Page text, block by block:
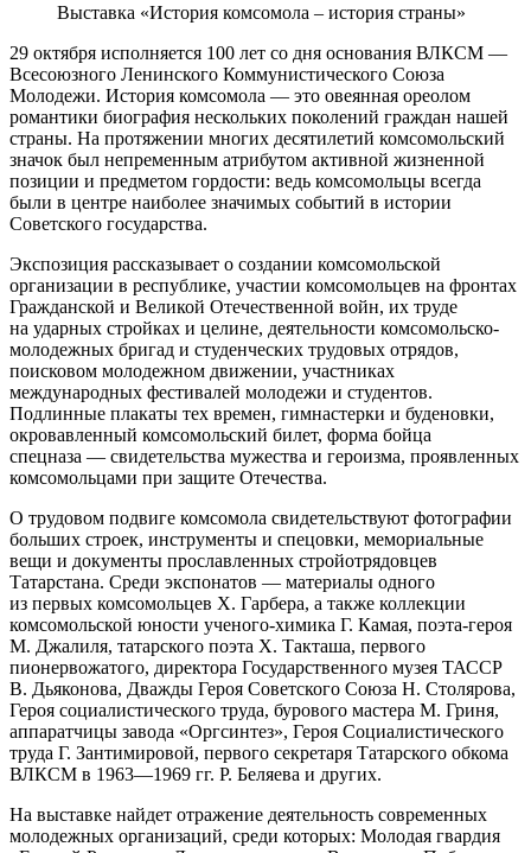
Выставка «История комсомола – история страны»
29 октября исполняется 100 лет со дня основания ВЛКСМ —
Всесоюзного Ленинского Коммунистического Союза
Молодежи. История комсомола — это овеянная ореолом
романтики биография нескольких поколений граждан нашей
страны. На протяжении многих десятилетий комсомольский
значок был непременным атрибутом активной жизненной
позиции и предметом гордости: ведь комсомольцы всегда
были в центре наиболее значимых событий в истории
Советского государства.
Экспозиция рассказывает о создании комсомольской
организации в республике, участии комсомольцев на фронтах
Гражданской и Великой Отечественной войн, их труде
на ударных стройках и целине, деятельности комсомольско-
молодежных бригад и студенческих трудовых отрядов,
поисковом молодежном движении, участниках
международных фестивалей молодежи и студентов.
Подлинные плакаты тех времен, гимнастерки и буденовки,
окровавленный комсомольский билет, форма бойца
спецназа — свидетельства мужества и героизма, проявленных
комсомольцами при защите Отечества.
О трудовом подвиге комсомола свидетельствуют фотографии
больших строек, инструменты и спецовки, мемориальные
вещи и документы прославленных стройотрядовцев
Татарстана. Среди экспонатов — материалы одного
из первых комсомольцев Х. Гарбера, а также коллекции
комсомольской юности ученого-химика Г. Камая, поэта-героя
М. Джалиля, татарского поэта Х. Такташа, первого
пионервожатого, директора Государственного музея ТАССР
В. Дьяконова, Дважды Героя Советского Союза Н. Столярова,
Героя социалистического труда, бурового мастера М. Гриня,
аппаратчицы завода «Оргсинтез», Героя Социалистического
труда Г. Зантимировой, первого секретаря Татарского обкома
ВЛКСМ в 1963—1969 гг. Р. Беляева и других.
На выставке найдет отражение деятельность современных
молодежных организаций, среди которых: Молодая гвардия